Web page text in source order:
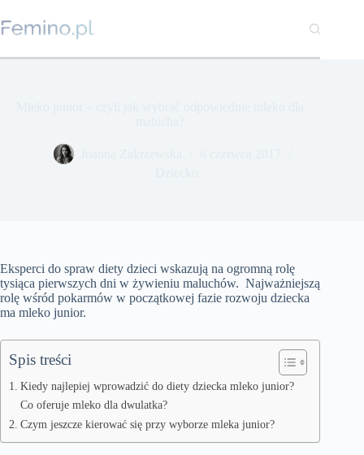
do
treści
Eksperci do spraw diety dzieci wskazują na ogromną rolę
tysiąca pierwszych dni w żywieniu maluchów. Najważniejszą
rolę wśród pokarmów w początkowej fazie rozwoju dziecka
ma mleko junior.
Spis treści
Kiedy najlepiej wprowadzić do diety dziecka mleko junior?
Co oferuje mleko dla dwulatka?
Czym jeszcze kierować się przy wyborze mleka junior?